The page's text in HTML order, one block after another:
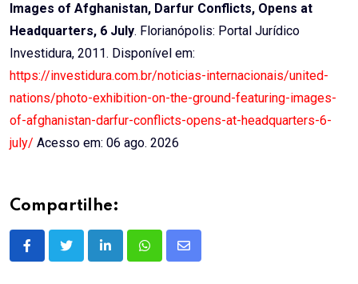
Images of Afghanistan, Darfur Conflicts, Opens at
Headquarters, 6 July. Florianópolis: Portal Jurídico
Investidura, 2011. Disponível em:
https://investidura.com.br/noticias-internacionais/united-
nations/photo-exhibition-on-the-ground-featuring-images-
of-afghanistan-darfur-conflicts-opens-at-headquarters-6-
july/ Acesso em: 06 ago. 2026
Compartilhe:
LinkedInWhatsappShare